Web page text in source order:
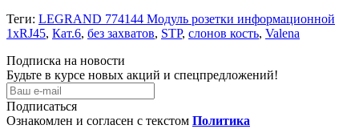
Теги: LEGRAND 774144 Модуль розетки информационной
1хRJ45, Кат.6, без захватов, STP, слонов кость, Valena
Подписка на новости
Будьте в курсе новых акций и спецпредложений!
Подписаться
Ознакомлен и согласен с текстом Политика